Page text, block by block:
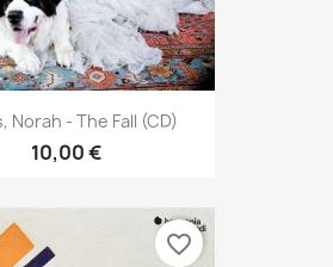
Norah - The Fall (CD)
10,00 €
favorite_border